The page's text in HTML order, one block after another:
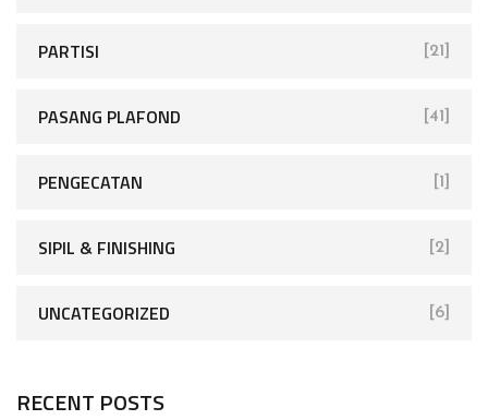
PARTISI [21]
PASANG PLAFOND [41]
PENGECATAN [1]
SIPIL & FINISHING [2]
UNCATEGORIZED [6]
RECENT POSTS